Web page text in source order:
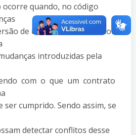
ocorre quando, no código
de um dos desenvolvedores
introduzidas pela
com o que um contrato
ser cumprido. Sendo assim, se
detectar conflitos desse